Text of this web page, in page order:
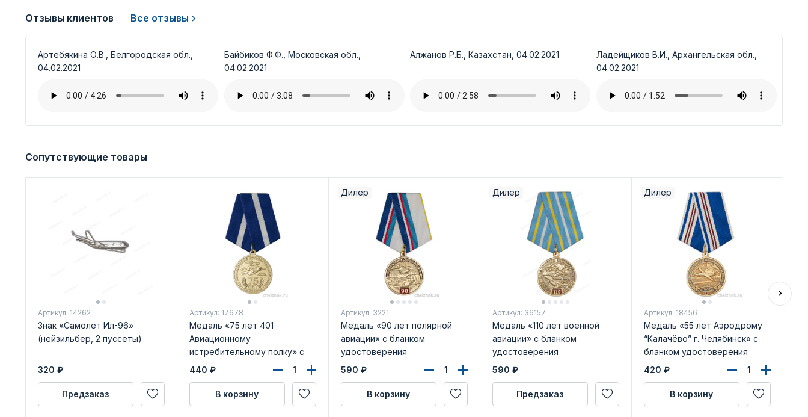
Отзывы клиентов Все отзывы
Артебякина О.В., Белгородская обл.,
04.02.2021
Байбиков Ф.Ф., Московская обл.,
04.02.2021
Алжанов Р.Б., Казахстан, 04.02.2021
Ладейщиков В.И., Архангельская обл.,
04.02.2021
Сопутствующие товары
Артикул: 14262
Знак «Самолет Ил-96»
(нейзильбер, 2 пуссеты)
320 ₽
Предзаказ
Артикул: 17678
Медаль «75 лет 401
Авиационному
истребительному полку» с
бланком удостоверения
440 ₽
В корзину
Дилер
Артикул: 3221
Медаль «90 лет полярной
авиации» с бланком
удостоверения
590 ₽
В корзину
Дилер
Артикул: 36157
Медаль «110 лет военной
авиации» с бланком
удостоверения
590 ₽
Предзаказ
Дилер
Артикул: 18456
Медаль «55 лет Аэродрому
“Калачёво” г. Челябинск» с
бланком удостоверения
420 ₽
В корзину